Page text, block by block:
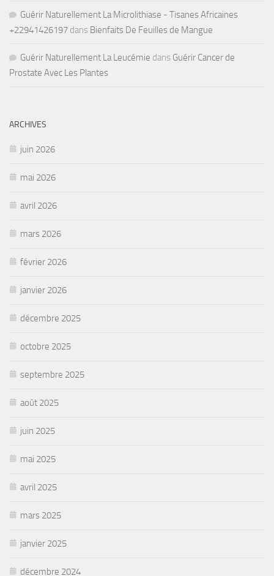
Guérir Naturellement La Microlithiase - Tisanes Africaines
+22941426197 dans Bienfaits De Feuilles de Mangue
Guérir Naturellement La Leucémie dans Guérir Cancer de
Prostate Avec Les Plantes
ARCHIVES
juin 2026
mai 2026
avril 2026
mars 2026
février 2026
janvier 2026
décembre 2025
octobre 2025
septembre 2025
août 2025
juin 2025
mai 2025
avril 2025
mars 2025
janvier 2025
décembre 2024